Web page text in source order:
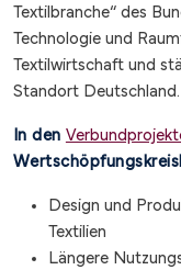
Textilbranche“ des
Technologie und
Textilwirtschaft und
Standort Deutschland.
In den
Design und
Textilien
Längere